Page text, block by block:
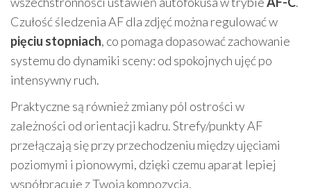
Czułość śledzenia AF dla zdjęć można regulować w
pięciu stopniach, co pomaga dopasować zachowanie
systemu do dynamiki sceny: od spokojnych ujęć po
intensywny ruch.
Praktyczne są również zmiany pól ostrości w
zależności od orientacji kadru. Strefy/punkty AF
przełączają się przy przechodzeniu między ujęciami
poziomymi i pionowymi, dzięki czemu aparat lepiej
współpracuje z Twoją kompozycją.